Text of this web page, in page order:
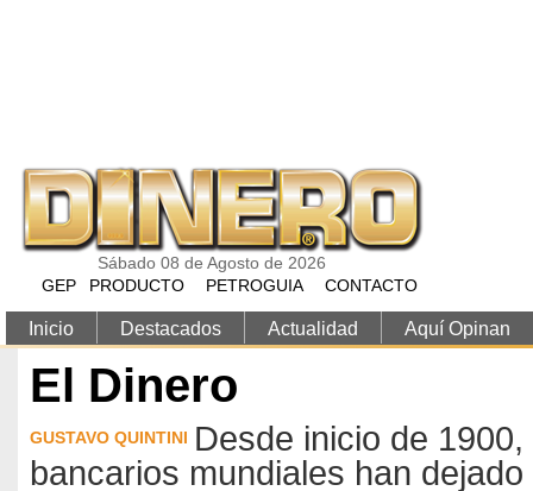
Sábado 08 de Agosto de 2026
GEP
PRODUCTO PETROGUIA CONTACTO
Inicio Destacados Actualidad Aquí Opinan
El Dinero
GUSTAVO QUINTINI Desde inicio de
bancarios mundiales han